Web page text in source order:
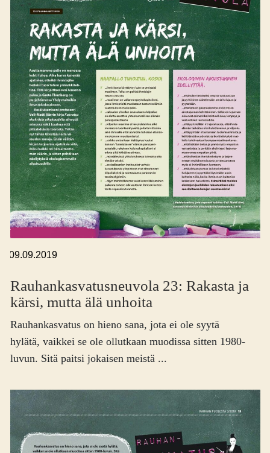
09.09.2019
Rauhankasvatus­neuvola 23: Rakasta ja
kärsi, mutta älä unhoita
Rauhankasvatus on hieno sana, jota ei ole syytä
hylätä, vaikkei se ole ollutkaan muodissa sitten 1980-
luvun. Sitä paitsi jokaisen meistä ...